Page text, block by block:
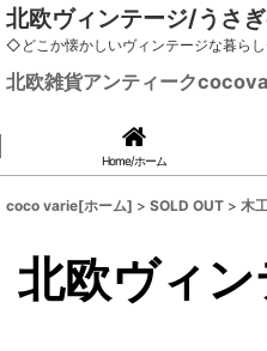
北欧ヴィンテージ/うさ
◇どこか懐かしいヴィンテージな暮ら
北欧雑貨アンティーク
Home/ホーム
coco varie[ホーム] > SOLD OUT > 木
北欧ヴィ